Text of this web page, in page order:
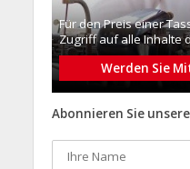
Für den Preis einer
Zugriff auf alle Inhalte
Werden Sie
Abonnieren Sie